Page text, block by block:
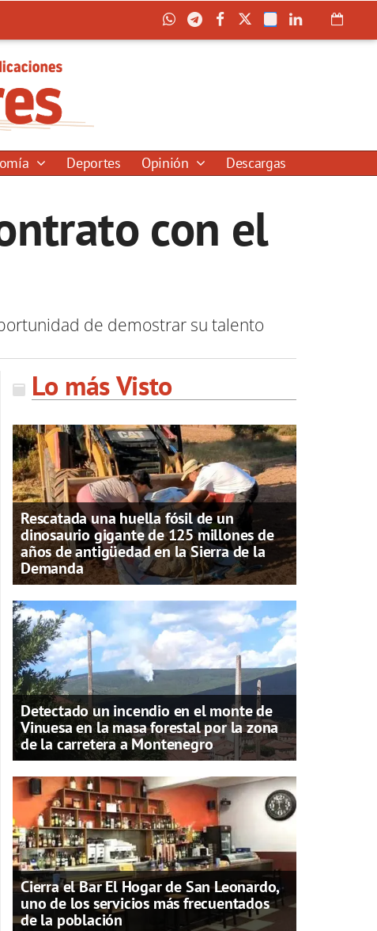
Deportes Opinión Descargas
con el
de demostrar su talento
Lo más Visto
Rescatada una huella fósil de un
dinosaurio gigante de 125 millones de
años de antigüedad en la Sierra de la
Demanda
Detectado un incendio en el monte de
Vinuesa en la masa forestal por la zona
de la carretera a Montenegro
Cierra el Bar El Hogar de San Leonardo,
uno de los servicios más frecuentados
de la población